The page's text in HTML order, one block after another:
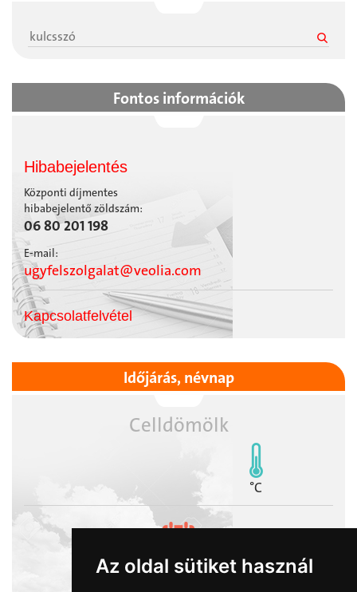
Az oldal sütiket használ
Fontos információk
Hibabejelentés
Központi díjmentes
hibabejelentő zöldszám:
06 80 201 198
E-mail:
ugyfelszolgalat@veolia.com
Kapcsolatfelvétel
Időjárás, névnap
Celldömölk
°C
2026-08-08